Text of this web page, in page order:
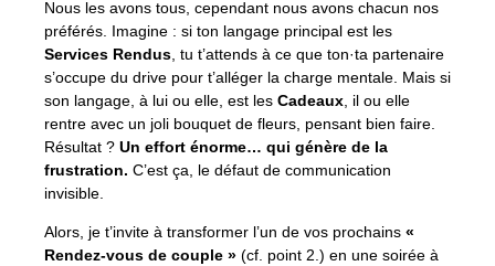
Nous les avons tous, cependant nous avons chacun nos
préférés. Imagine : si ton langage principal est les
Services Rendus , tu t’attends à ce que ton·ta partenaire
s’occupe du drive pour t’alléger la charge mentale. Mais si
son langage, à lui ou elle, est les Cadeaux , il ou elle
rentre avec un joli bouquet de fleurs, pensant bien faire.
Résultat ? Un effort énorme… qui génère de la
frustration. C’est ça, le défaut de communication
invisible.
Alors, je t’invite à transformer l’un de vos prochains «
Rendez-vous de couple » (cf. point 2.) en une soirée à